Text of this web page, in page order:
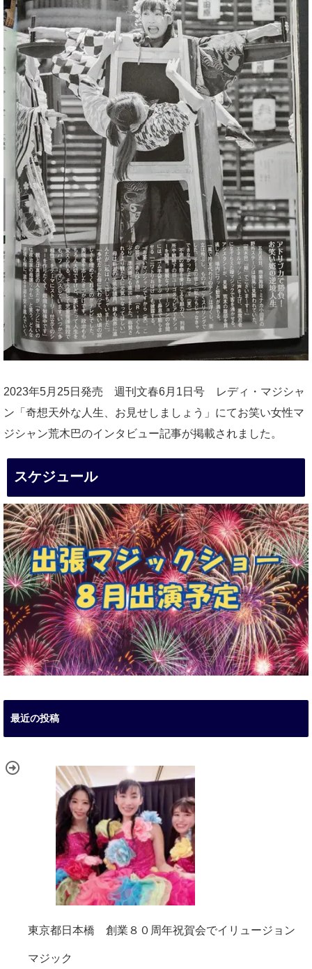
2023年5月25日発売 週刊文春6月1日号 レディ・マジシャ
ン「奇想天外な人生、お見せしましょう」にてお笑い女性マ
ジシャン荒木巴のインタビュー記事が掲載されました。
スケジュール
最近の投稿
東京都日本橋 創業８０周年祝賀会でイリュージョン
マジック